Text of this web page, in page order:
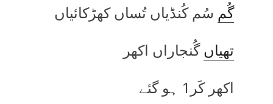
گُم سُم کُنڈیاں تُساں کھڑکائیاں
تھیاںگُنجاراں اکھر
اکھر کَر1 ہو گئے